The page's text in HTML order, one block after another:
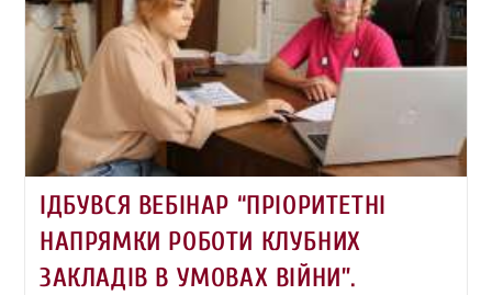
ІДБУВСЯ ВЕБІНАР “ПРІОРИТЕТНІ
НАПРЯМКИ РОБОТИ КЛУБНИХ
ЗАКЛАДІВ В УМОВАХ ВІЙНИ”.